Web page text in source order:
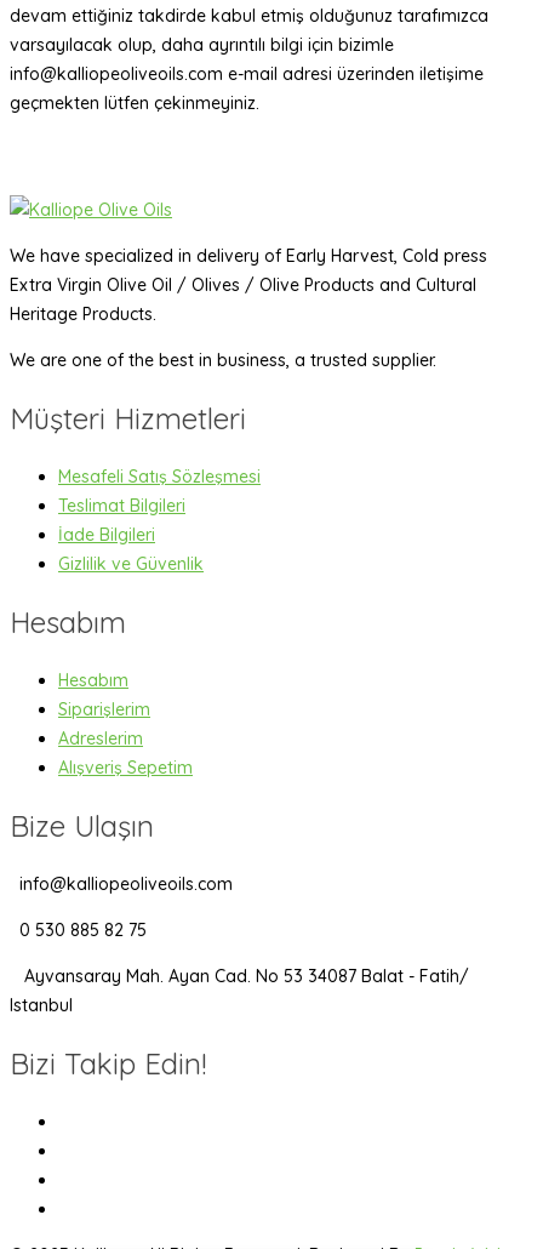
devam ettiğiniz takdirde kabul etmiş olduğunuz tarafımızca
varsayılacak olup, daha ayrıntılı bilgi için bizimle
info@kalliopeoliveoils.com e-mail adresi üzerinden iletişime
geçmekten lütfen çekinmeyiniz.
We have specialized in delivery of Early Harvest, Cold press
Extra Virgin Olive Oil / Olives / Olive Products and Cultural
Heritage Products.
We are one of the best in business, a trusted supplier.
Müşteri Hizmetleri
Mesafeli Satış Sözleşmesi
Teslimat Bilgileri
İade Bilgileri
Gizlilik ve Güvenlik
Hesabım
Hesabım
Siparişlerim
Adreslerim
Alışveriş Sepetim
Bize Ulaşın
info@kalliopeoliveoils.com
0 530 885 82 75
Ayvansaray Mah. Ayan Cad. No 53 34087 Balat - Fatih/
Istanbul
Bizi Takip Edin!